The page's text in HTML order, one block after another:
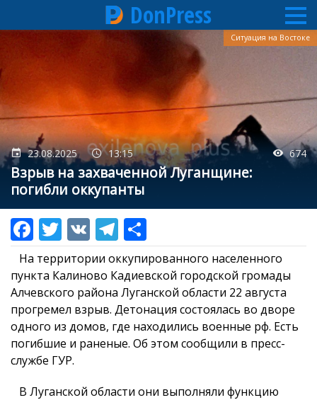
Перейти
основному
содержанию
DonPress
23.08.2025 13:15 674
Взрыв на захваченной Луганщине:
погибли оккупанты
Ситуация на Востоке
На территории оккупированного населенного
пункта Калиново Кадиевской городской громады
Алчевского района Луганской области 22 августа
прогремел взрыв. Детонация состоялась во дворе
одного из домов, где находились военные рф. Есть
погибшие и раненые. Об этом сообщили в пресс-
службе ГУР.
В Луганской области они выполняли функцию